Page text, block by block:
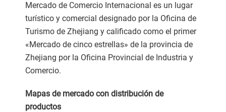
Mercado de Comercio Internacional es un lugar
turístico y comercial designado por la Oficina de
Turismo de Zhejiang y calificado como el primer
«Mercado de cinco estrellas» de la provincia de
Zhejiang por la Oficina Provincial de Industria y
Comercio.
Mapas de mercado con distribución de
productos